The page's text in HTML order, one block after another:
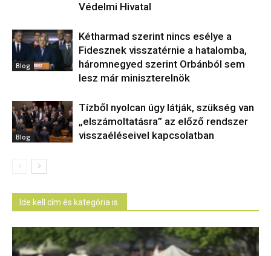
Védelmi Hivatal
Blog
Kétharmad szerint nincs esélye a
Fidesznek visszatérnie a hatalomba,
háromnegyed szerint Orbánból sem
lesz már miniszterelnök
Blog
Tízből nyolcan úgy látják, szükség van
„elszámoltatásra” az előző rendszer
visszaéléseivel kapcsolatban
Ide kell cím és kategória is.